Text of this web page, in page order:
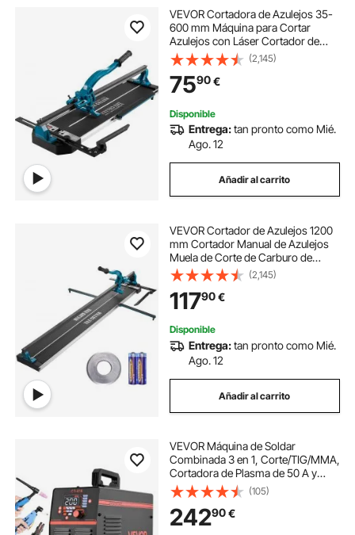
VEVOR Cortadora de Azulejos 35-
600 mm Máquina para Cortar
Azulejos con Láser Cortador de
Azulejos Manual Cortadora de
Cerámica con Soporte
(2,145)
7590€
Disponible
Entrega:tan pronto como Mié.
Ago. 12
Añadir al carrito
VEVOR Cortador de Azulejos 1200
mm Cortador Manual de Azulejos
Muela de Corte de Carburo de
Tungsteno Posicionamiento por
Infrarrojos Pies Antideslizantes
para Instaladores Profesionales
Principiantes
(2,145)
11790€
Disponible
Entrega:tan pronto como Mié.
Ago. 12
Añadir al carrito
VEVOR Máquina de Soldar
Combinada 3 en 1, Corte/TIG/MMA,
Cortadora de Plasma de 50 A y
Soldadora de Electrodo TIG de 200
A, Pantalla Digital LED con Función
2T/4T/PA/PT para Bricolaje y
Talleres
(105)
24290€